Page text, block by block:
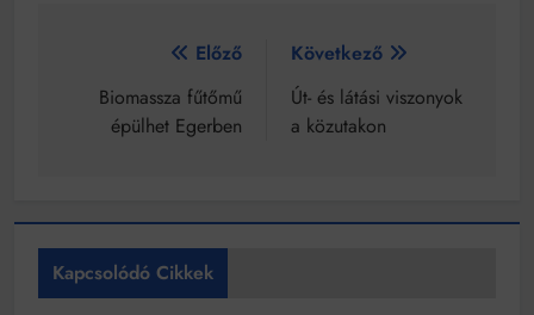
Bejegyzés
navigáció
Előző
Biomassza fűtőmű
épülhet Egerben
Következő
Út- és látási viszonyok
a közutakon
Kapcsolódó Cikkek